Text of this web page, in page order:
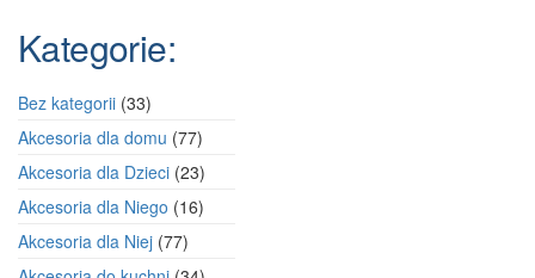
Kategorie:
Bez kategorii 3333
produkty
Akcesoria dla domu 7777
produktów
Akcesoria dla Dzieci 2323
produkty
Akcesoria dla Niego 1616
Akcesoria dla Niej 7777
produktów